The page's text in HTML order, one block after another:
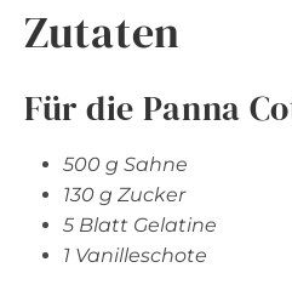
Zutaten
Für die Panna
500 g Sahne
130 g Zucker
5 Blatt Gelatine
1 Vanilleschote